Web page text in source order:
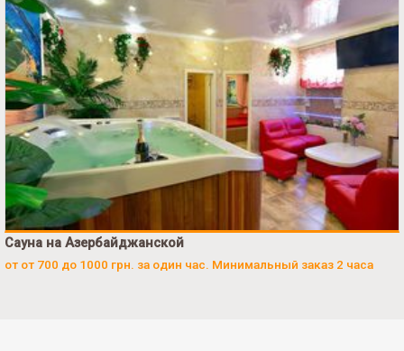
Сауна на Азербайджанской
от от 700 до 1000 грн. за один час. Минимальный заказ 2 часа